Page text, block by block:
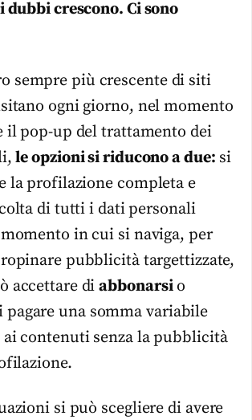
crescono. Ci sono
sempre più crescente di siti
ogni giorno, nel momento
il pop-up del trattamento dei
le opzioni si riducono a due: si
la profilazione completa e
di tutti i dati personali
in cui si naviga, per
pubblicità targettizzate,
accettare diabbonarsio
una somma variabile
ai contenuti senza la pubblicità
si può scegliere di avere